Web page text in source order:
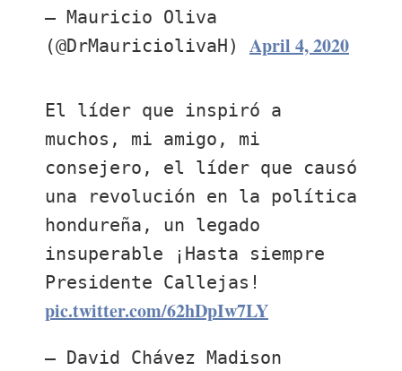
— Mauricio Oliva
(@DrMauriciolivaH) April 4, 2020
El líder que inspiró a
muchos, mi amigo, mi
consejero, el líder que causó
una revolución en la política
hondureña, un legado
insuperable ¡Hasta siempre
Presidente Callejas!
pic.twitter.com/62hDpIw7LY
— David Chávez Madison